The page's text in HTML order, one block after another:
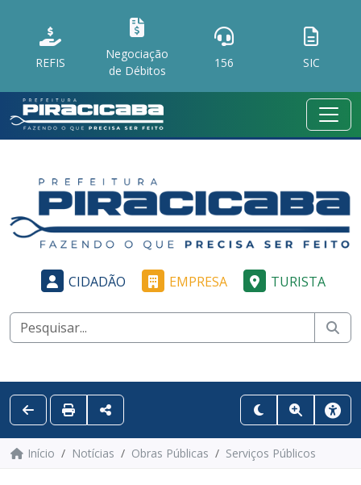
REFIS
Negociação
de Débitos
156 SIC
CIDADÃO EMPRESA TURISTA
Início Notícias Obras Públicas Serviços Públicos